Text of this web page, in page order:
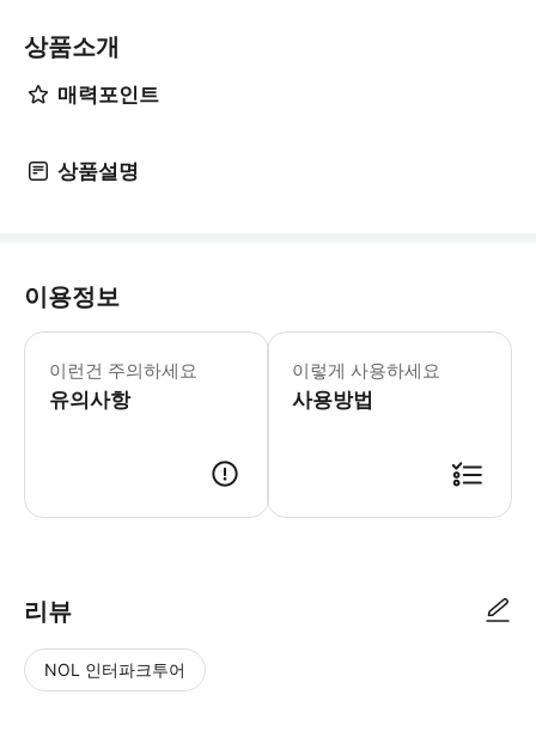
상품소개
매력포인트
상품설명
이용정보
이런건 주의하세요
유의사항
* TSS 언슬로(Earnslaw) 및 스피릿
이렇게 사용하세요
사용방법
리뷰
NOL 인터파크투어